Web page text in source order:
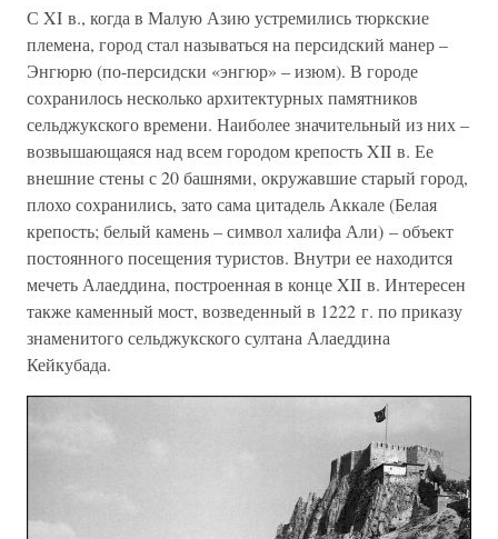
С XI в., когда в Малую Азию устремились тюркские
племена, город стал называться на персидский манер –
Энгюрю (по-персидски «энгюр» – изюм). В городе
сохранилось несколько архитектурных памятников
сельджукского времени. Наиболее значительный из них –
возвышающаяся над всем городом крепость XII в. Ее
внешние стены с 20 башнями, окружавшие старый город,
плохо сохранились, зато сама цитадель Аккале (Белая
крепость; белый камень – символ халифа Али) – объект
постоянного посещения туристов. Внутри ее находится
мечеть Алаеддина, построенная в конце XII в. Интересен
также каменный мост, возведенный в 1222 г. по приказу
знаменитого сельджукского султана Алаеддина
Кейкубада.